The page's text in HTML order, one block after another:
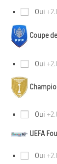
Oui
Coupe
Oui
Oui
UEFA
Oui